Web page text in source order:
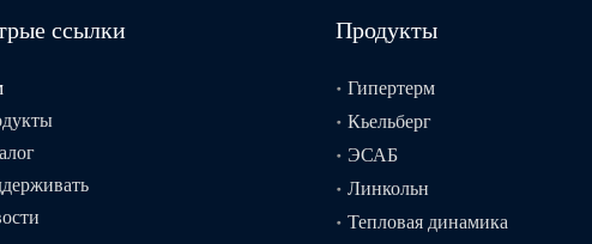
ссылки Продукты
Гипертерм
Кьельберг
ЭСАБ
Линкольн
Тепловая динамика